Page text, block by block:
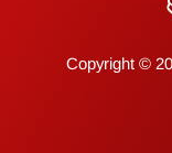
Copyright ©
ONE